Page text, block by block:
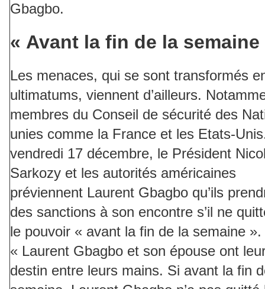
Gbagbo.
« Avant la fin de la semaine
Les menaces, qui se sont transformés
ultimatums, viennent d’ailleurs.
membres du Conseil de sécurité des
unies comme la France et les Etats-
vendredi 17 décembre, le Président
Sarkozy et les autorités américaines
préviennent Laurent Gbagbo qu’ils
des sanctions à son encontre s’il ne
le pouvoir « avant la fin de la semaine ».
« Laurent Gbagbo et son épouse ont
destin entre leurs mains. Si avant la fin